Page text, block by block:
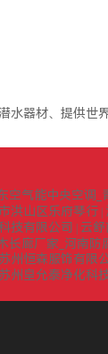
器材、提供世
空气能中央空调
洪山区乐府琴行
技有限公司 云
长廊厂家_河南
苏州恒森服饰有限
苏州皇允泰净化科